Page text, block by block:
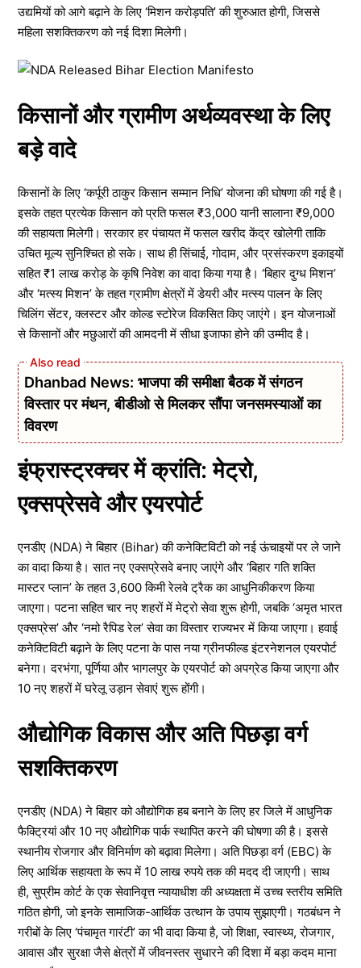
उद्यमियों को आगे बढ़ाने के लिए ‘मिशन करोड़पति’ की शुरुआत होगी, जिससे
महिला सशक्तिकरण को नई दिशा मिलेगी।
किसानों और ग्रामीण अर्थव्यवस्था के लिए
बड़े वादे
किसानों के लिए ‘कर्पूरी ठाकुर किसान सम्मान निधि’ योजना की घोषणा की गई है।
इसके तहत प्रत्येक किसान को प्रति फसल ₹3,000 यानी सालाना ₹9,000
की सहायता मिलेगी। सरकार हर पंचायत में फसल खरीद केंद्र खोलेगी ताकि
उचित मूल्य सुनिश्चित हो सके। साथ ही सिंचाई, गोदाम, और प्रसंस्करण इकाइयों
सहित ₹1 लाख करोड़ के कृषि निवेश का वादा किया गया है। ‘बिहार दुग्ध मिशन’
और ‘मत्स्य मिशन’ के तहत ग्रामीण क्षेत्रों में डेयरी और मत्स्य पालन के लिए
चिलिंग सेंटर, क्लस्टर और कोल्ड स्टोरेज विकसित किए जाएंगे। इन योजनाओं
से किसानों और मछुआरों की आमदनी में सीधा इजाफा होने की उम्मीद है।
Dhanbad News: भाजपा की समीक्षा बैठक में संगठन
विस्तार पर मंथन, बीडीओ से मिलकर सौंपा जनसमस्याओं का
विवरण
इंफ्रास्ट्रक्चर में क्रांति: मेट्रो,
एक्सप्रेसवे और एयरपोर्ट
एनडीए (NDA) ने बिहार (Bihar) की कनेक्टिविटी को नई ऊंचाइयों पर ले जाने
का वादा किया है। सात नए एक्सप्रेसवे बनाए जाएंगे और ‘बिहार गति शक्ति
मास्टर प्लान’ के तहत 3,600 किमी रेलवे ट्रैक का आधुनिकीकरण किया
जाएगा। पटना सहित चार नए शहरों में मेट्रो सेवा शुरू होगी, जबकि ‘अमृत भारत
एक्सप्रेस’ और ‘नमो रैपिड रेल’ सेवा का विस्तार राज्यभर में किया जाएगा। हवाई
कनेक्टिविटी बढ़ाने के लिए पटना के पास नया ग्रीनफील्ड इंटरनेशनल एयरपोर्ट
बनेगा। दरभंगा, पूर्णिया और भागलपुर के एयरपोर्ट को अपग्रेड किया जाएगा और
10 नए शहरों में घरेलू उड़ान सेवाएं शुरू होंगी।
औद्योगिक विकास और अति पिछड़ा वर्ग
सशक्तिकरण
एनडीए (NDA) ने बिहार को औद्योगिक हब बनाने के लिए हर जिले में आधुनिक
फैक्ट्रियां और 10 नए औद्योगिक पार्क स्थापित करने की घोषणा की है। इससे
स्थानीय रोजगार और विनिर्माण को बढ़ावा मिलेगा। अति पिछड़ा वर्ग (EBC) के
लिए आर्थिक सहायता के रूप में 10 लाख रुपये तक की मदद दी जाएगी। साथ
ही, सुप्रीम कोर्ट के एक सेवानिवृत्त न्यायाधीश की अध्यक्षता में उच्च स्तरीय समिति
गठित होगी, जो इनके सामाजिक-आर्थिक उत्थान के उपाय सुझाएगी। गठबंधन ने
गरीबों के लिए ‘पंचामृत गारंटी’ का भी वादा किया है, जो शिक्षा, स्वास्थ्य, रोजगार,
आवास और सुरक्षा जैसे क्षेत्रों में जीवनस्तर सुधारने की दिशा में बड़ा कदम माना